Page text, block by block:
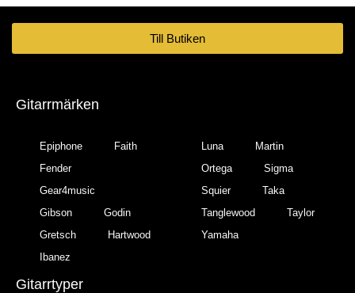
Till Butiken
Gitarrmärken
Epiphone
Faith
Fender
Gear4music
Gibson
Godin
Gretsch
Hartwood
Ibanez
Luna
Martin
Ortega
Sigma
Squier
Taka
Tanglewood
Taylor
Yamaha
Gitarrtyper